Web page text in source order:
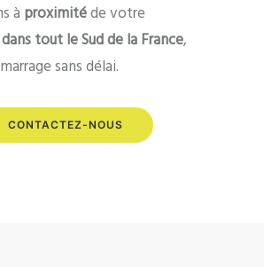
à proximitéde votre
tout le Sud de la France,
sans délai.
CONTACTEZ-NOUS